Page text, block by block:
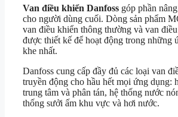
Van điều khiển Danfoss góp phần
cho người dùng cuối. Dòng sản phẩm
van điều khiển thông thường và van
được thiết kế để hoạt động trong những
khe nhất.
Danfoss cung cấp đầy đủ các loại van
truyền động cho hầu hết mọi ứng dụng:
trung tâm và phân tán, hệ thống nước
thống sưởi ấm khu vực và hơi nước.